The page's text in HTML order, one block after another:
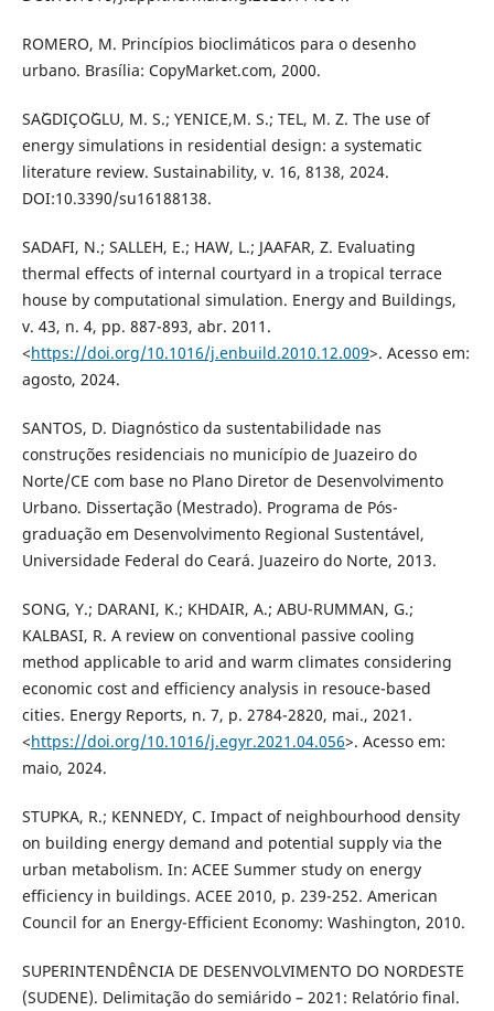
ROMERO, M. Princípios bioclimáticos para o desenho
urbano. Brasília: CopyMarket.com, 2000.
SA˘GDIÇO˘GLU, M. S.; YENICE,M. S.; TEL, M. Z. The use of
energy simulations in residential design: a systematic
literature review. Sustainability, v. 16, 8138, 2024.
DOI:10.3390/su16188138.
SADAFI, N.; SALLEH, E.; HAW, L.; JAAFAR, Z. Evaluating
thermal effects of internal courtyard in a tropical terrace
house by computational simulation. Energy and Buildings,
v. 43, n. 4, pp. 887-893, abr. 2011.
<https://doi.org/10.1016/j.enbuild.2010.12.009>. Acesso em:
agosto, 2024.
SANTOS, D. Diagnóstico da sustentabilidade nas
construções residenciais no município de Juazeiro do
Norte/CE com base no Plano Diretor de Desenvolvimento
Urbano. Dissertação (Mestrado). Programa de Pós-
graduação em Desenvolvimento Regional Sustentável,
Universidade Federal do Ceará. Juazeiro do Norte, 2013.
SONG, Y.; DARANI, K.; KHDAIR, A.; ABU-RUMMAN, G.;
KALBASI, R. A review on conventional passive cooling
method applicable to arid and warm climates considering
economic cost and efficiency analysis in resouce-based
cities. Energy Reports, n. 7, p. 2784-2820, mai., 2021.
<https://doi.org/10.1016/j.egyr.2021.04.056>. Acesso em:
maio, 2024.
STUPKA, R.; KENNEDY, C. Impact of neighbourhood density
on building energy demand and potential supply via the
urban metabolism. In: ACEE Summer study on energy
efficiency in buildings. ACEE 2010, p. 239-252. American
Council for an Energy-Efficient Economy: Washington, 2010.
SUPERINTENDÊNCIA DE DESENVOLVIMENTO DO NORDESTE
(SUDENE). Delimitação do semiárido – 2021: Relatório final.